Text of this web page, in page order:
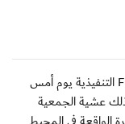
برئاسة رئيس FIFA جوزيف بلاتر، عقدت لجنة FIFA التنفيذية يوم أمس
عشية الجمعية